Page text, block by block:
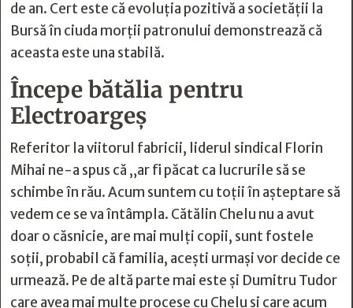
de an. Cert este că evoluția pozitivă a societății la
Bursă în ciuda morții patronului demonstrează că
aceasta este una stabilă.
Începe bătălia pentru
Electroargeș
Referitor la viitorul fabricii, liderul sindical Florin
Mihai ne-a spus că „ar fi păcat ca lucrurile să se
schimbe în rău. Acum suntem cu toţii în aşteptare să
vedem ce se va întâmpla. Cătălin Chelu nu a avut
doar o căsnicie, are mai mulţi copii, sunt fostele
soţii, probabil că familia, aceşti urmaşi vor decide ce
urmează. Pe de altă parte mai este şi Dumitru Tudor
care avea mai multe procese cu Chelu şi care acum